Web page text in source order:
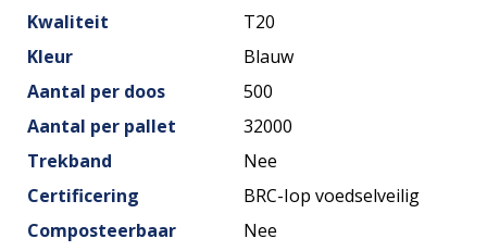
Kwaliteit
T20
Kleur
Blauw
Aantal per doos
500
Aantal per pallet
32000
Trekband
Nee
Certificering
BRC-Iop voedselveilig
Composteerbaar
Nee